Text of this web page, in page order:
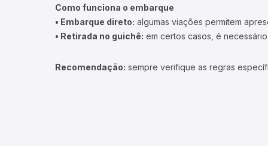
Como funciona o embarque
• Embarque direto: algumas viações permitem
• Retirada no guichê: em certos casos, é
Recomendação: sempre verifique as regras